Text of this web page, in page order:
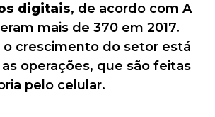
digitais, de acordo com A
eram mais de 370 em 2017.
crescimento do setor está
operações, que são feitas
pelo celular.